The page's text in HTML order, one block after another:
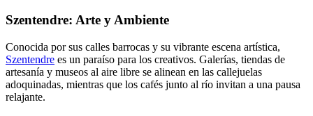
Szentendre: Arte y Ambiente
Conocida por sus calles barrocas y su vibrante escena artística,
Szentendre es un paraíso para los creativos. Galerías, tiendas de
artesanía y museos al aire libre se alinean en las callejuelas
adoquinadas, mientras que los cafés junto al río invitan a una pausa
relajante.